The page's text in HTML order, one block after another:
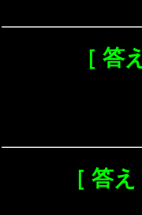
［ 答
［ 答